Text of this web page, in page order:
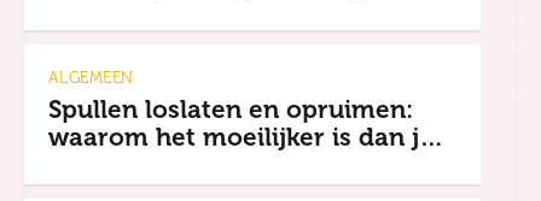
ALGEMEEN
Spullen loslaten en opruimen:
waarom het moeilijker is dan je